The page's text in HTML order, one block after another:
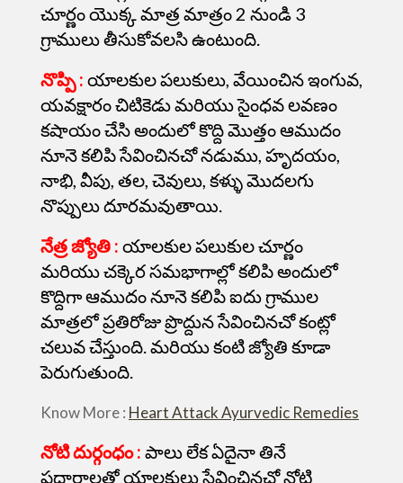
చూర్ణం యొక్క మాత్ర మాత్రం 2 నుండి 3
గ్రాములు తీసుకోవలసి ఉంటుంది.
నొప్పి : యాలకుల పలుకులు, వేయించిన ఇంగువ,
యవక్షారం చిటికెడు మరియు సైంధవ లవణం
కషాయం చేసి అందులో కొద్ది మొత్తం ఆముదం
నూనె కలిపి సేవించినచో నడుము, హృదయం,
నాభి, వీపు, తల, చెవులు, కళ్ళు మొదలగు
నొప్పులు దూరమవుతాయి.
నేత్ర జ్యోతి : యాలకుల పలుకుల చూర్ణం
మరియు చక్కెర సమభాగాల్లో కలిపి అందులో
కొద్దిగా ఆముదం నూనె కలిపి ఐదు గ్రాముల
మాత్రలో ప్రతిరోజు ప్రొద్దున సేవించినచో కంట్లో
చలువ చేస్తుంది. మరియు కంటి జ్యోతి కూడా
పెరుగుతుంది.
Know More : Heart Attack Ayurvedic Remedies
నోటి దుర్గంధం : పాలు లేక ఏదైనా తినే
పదార్థాలతో యాలకులు సేవించినచో నోటి